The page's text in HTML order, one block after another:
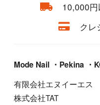
10,000
クレ
Mode Nail ・Pekina ・
有限会社エヌイーエス
株式会社TAT